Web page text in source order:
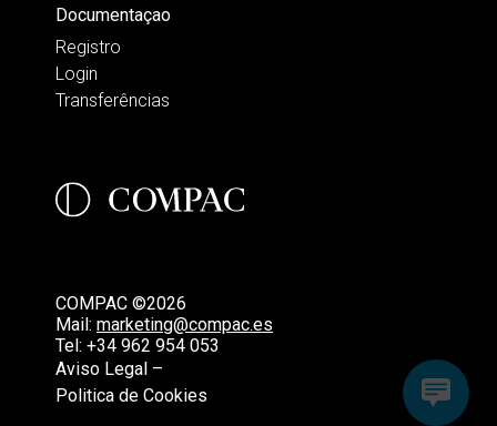
Documentaçao
Registro
Login
Transferências
COMPAC ©2026
Mail: marketing@compac.es
Tel: +34 962 954 053
Aviso Legal –
Politica de Cookies